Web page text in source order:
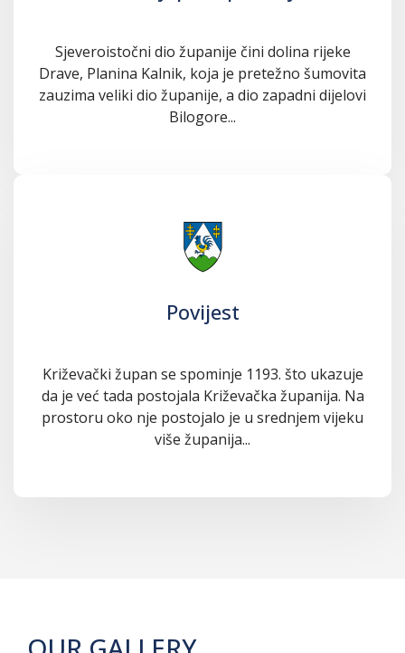
Sjeveroistočni dio županije čini dolina rijeke
Drave, Planina Kalnik, koja je pretežno šumovita
zauzima veliki dio županije, a dio zapadni dijelovi
Bilogore...
Povijest
Križevački župan se spominje 1193. što ukazuje
da je već tada postojala Križevačka županija. Na
prostoru oko nje postojalo je u srednjem vijeku
više županija...